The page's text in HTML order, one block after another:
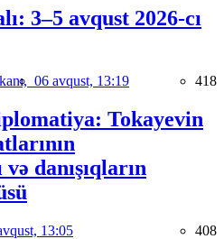
3–5 avqust 2026-cı
06 avqust, 13:19 418
Tokayevin
danışıqların
13:05 408